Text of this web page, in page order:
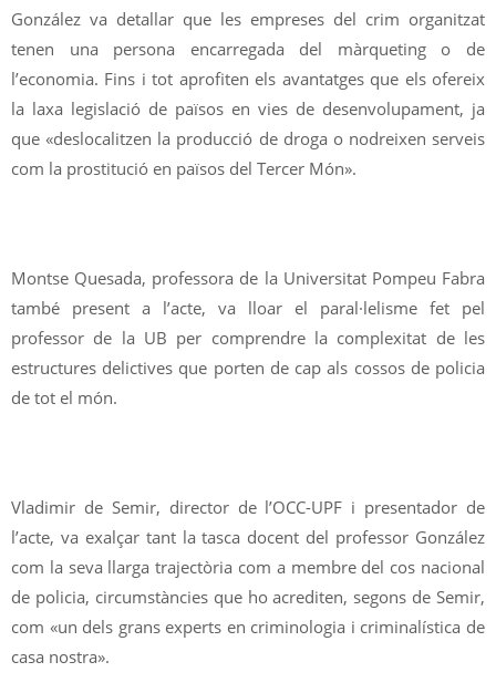
González va detallar que les empreses del crim organitzat
tenen una persona encarregada del màrqueting o de
l’economia. Fins i tot aprofiten els avantatges que els ofereix
la laxa legislació de països en vies de desenvolupament, ja
que «deslocalitzen la producció de droga o nodreixen serveis
com la prostitució en països del Tercer Món».
Montse Quesada, professora de la Universitat Pompeu Fabra
també present a l’acte, va lloar el paral·lelisme fet pel
professor de la UB per comprendre la complexitat de les
estructures delictives que porten de cap als cossos de policia
de tot el món.
Vladimir de Semir, director de l’OCC-UPF i presentador de
l’acte, va exalçar tant la tasca docent del professor González
com la seva llarga trajectòria com a membre del cos nacional
de policia, circumstàncies que ho acrediten, segons de Semir,
com «un dels grans experts en criminologia i criminalística de
casa nostra».